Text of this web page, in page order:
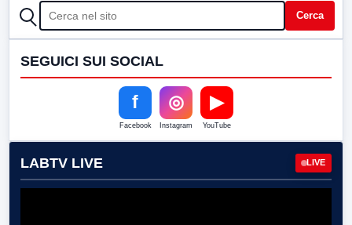
CERCA Cerca
SEGUICI SUI SOCIAL
f
Facebook
◎
Instagram
▶
YouTube
LABTV LIVE LIVE